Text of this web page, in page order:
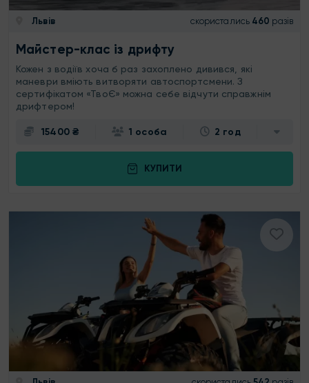
Львів скористались 460 разів
Майстер-клас із дрифту
Кожен з водіїв хоча б раз захоплено дивився, які
маневри вміють витворяти автоспортсмени. З
сертифікатом «ТвоЄ» можна себе відчути справжнім
дрифтером!
15400 ₴ 1 особа 2 год
КУПИТИ